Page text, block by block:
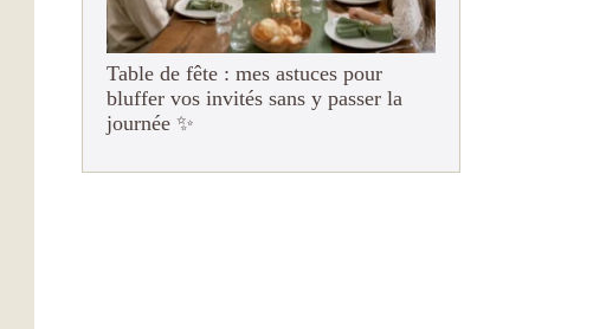
Table de fête : mes astuces pour
bluffer vos invités sans y passer la
journée ✨